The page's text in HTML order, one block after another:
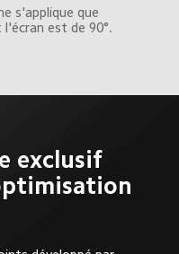
s'applique que
est de 90°.
exclusif